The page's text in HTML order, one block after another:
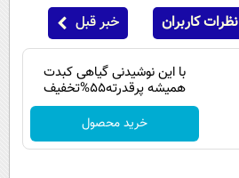
نظرات کاربران خبر قبل
با این نوشیدنی گیاهی کبدت
همیشه پرقدرته55%تخفیف
خرید محصول